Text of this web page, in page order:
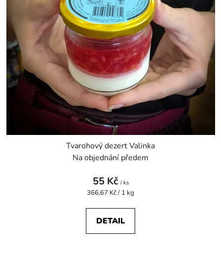
u
t
r
o
d
u
k
t
ů
Tvarohový dezert Valinka
Na objednání předem
55 Kč / ks
Měrná
366,67 Kč / 1 kg
DETAIL